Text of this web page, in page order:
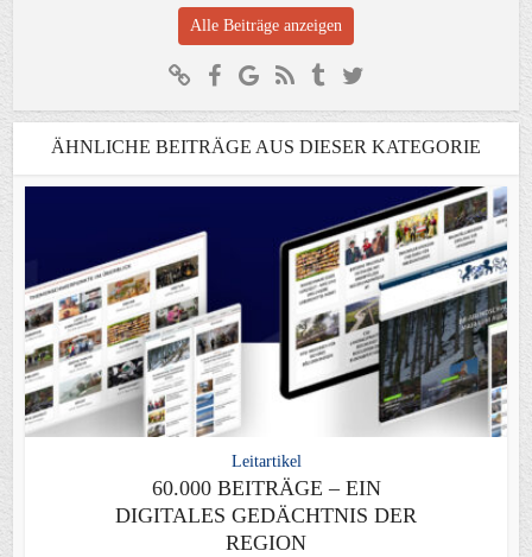
Alle Beiträge anzeigen
ÄHNLICHE BEITRÄGE AUS DIESER KATEGORIE
Leitartikel
60.000 BEITRÄGE – EIN
DIGITALES GEDÄCHTNIS DER
REGION